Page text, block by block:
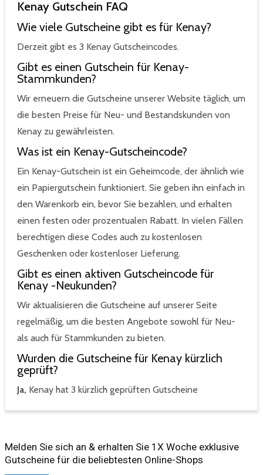
Kenay Gutschein FAQ
Wie viele Gutscheine gibt es für Kenay?
Derzeit gibt es 3 Kenay Gutscheincodes.
Gibt es einen Gutschein für Kenay-
Stammkunden?
Wir erneuern die Gutscheine unserer Website täglich, um
die besten Preise für Neu- und Bestandskunden von
Kenay zu gewährleisten.
Was ist ein Kenay-Gutscheincode?
Ein Kenay-Gutschein ist ein Geheimcode, der ähnlich wie
ein Papiergutschein funktioniert. Sie geben ihn einfach in
den Warenkorb ein, bevor Sie bezahlen, und erhalten
einen festen oder prozentualen Rabatt. In vielen Fällen
berechtigen diese Codes auch zu kostenlosen
Geschenken oder kostenloser Lieferung.
Gibt es einen aktiven Gutscheincode für
Kenay -Neukunden?
Wir aktualisieren die Gutscheine auf unserer Seite
regelmäßig, um die besten Angebote sowohl für Neu-
als auch für Stammkunden zu bieten.
Wurden die Gutscheine für Kenay kürzlich
geprüft?
Ja, Kenay hat 3 kürzlich geprüften Gutscheine
Melden Sie sich an & erhalten Sie 1X Woche exklusive
Gutscheine für die beliebtesten Online-Shops​